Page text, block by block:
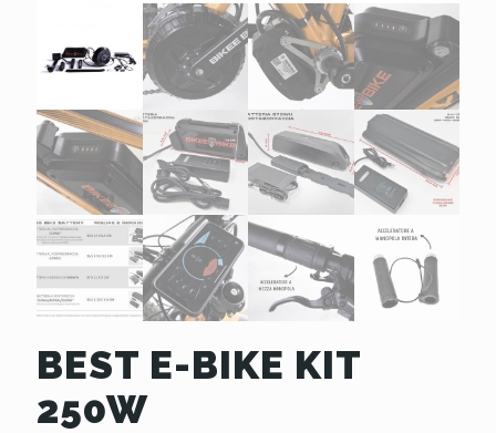
BEST E-BIKE KIT
250W